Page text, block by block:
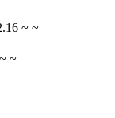
~ ~
~